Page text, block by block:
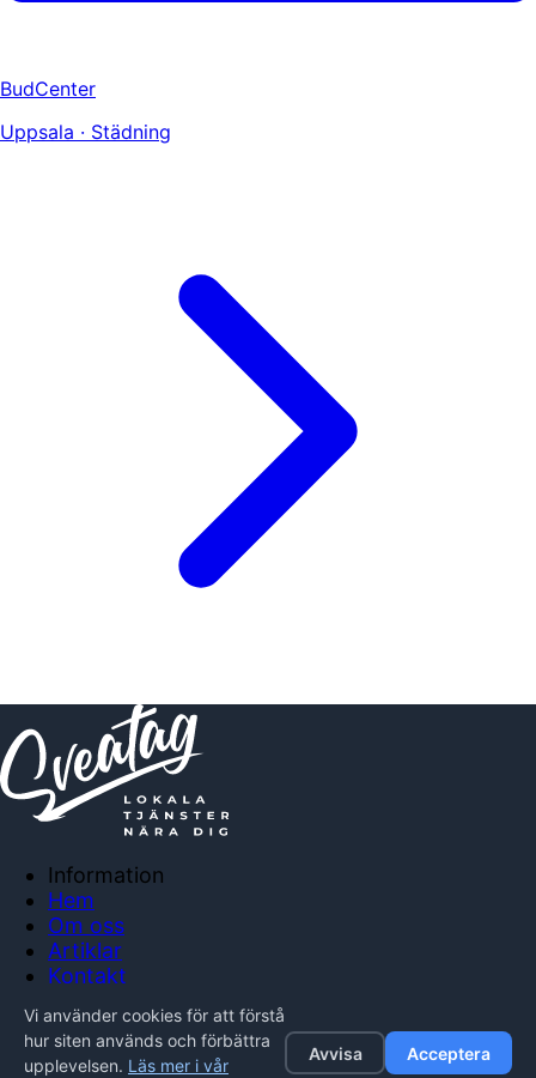
BudCenter
Uppsala · Städning
Information
Hem
Om oss
Artiklar
Kontakt
Integritetspolicy
Vi använder cookies för att förstå
hur siten används och förbättra
upplevelsen. Läs mer i vår
Avvisa Acceptera